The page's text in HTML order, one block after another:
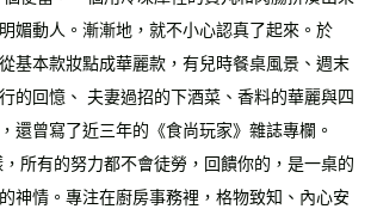
媚動人。漸漸地，就不小心認真了起來。於
基本款妝點成華麗款，有兒時餐桌風景、週末
的回憶、 夫妻過招的下酒菜、香料的華麗與四
還曾寫了近三年的《食尚玩家》雜誌專欄。
有的努力都不會徒勞，回饋你的，是一桌的
神情。專注在廚房事務裡，格物致知、內心安